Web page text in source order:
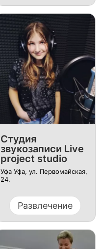
Студия
звукозаписи Live
project studio
Уфа Уфа, ул. ​Первомайская,
24.
Развлечение